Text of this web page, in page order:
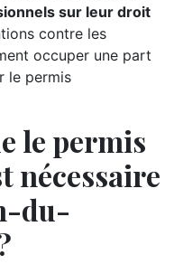
sur leur droit
contre les
occuper une part
le permis
le permis
nécessaire
du-